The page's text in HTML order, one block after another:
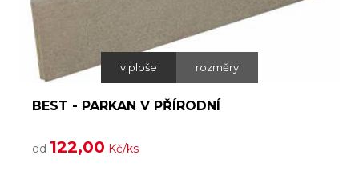
v ploše rozměry
BEST - PARKAN V PŘÍRODNÍ
od 122,00 Kč/ks